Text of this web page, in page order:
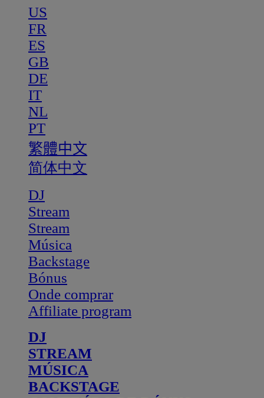
US
FR
ES
GB
DE
IT
NL
PT
繁體中文
简体中文
DJ
Stream
Stream
Música
Backstage
Bónus
Onde comprar
Affiliate program
DJ
STREAM
MÚSICA
BACKSTAGE